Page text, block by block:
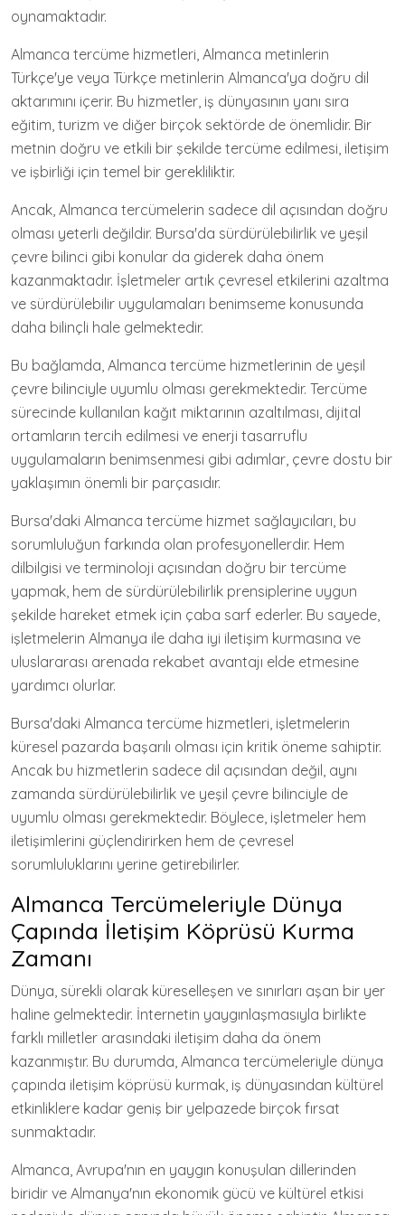
oynamaktadır.
Almanca tercüme hizmetleri, Almanca metinlerin
Türkçe'ye veya Türkçe metinlerin Almanca'ya doğru dil
aktarımını içerir. Bu hizmetler, iş dünyasının yanı sıra
eğitim, turizm ve diğer birçok sektörde de önemlidir. Bir
metnin doğru ve etkili bir şekilde tercüme edilmesi, iletişim
ve işbirliği için temel bir gerekliliktir.
Ancak, Almanca tercümelerin sadece dil açısından doğru
olması yeterli değildir. Bursa'da sürdürülebilirlik ve yeşil
çevre bilinci gibi konular da giderek daha önem
kazanmaktadır. İşletmeler artık çevresel etkilerini azaltma
ve sürdürülebilir uygulamaları benimseme konusunda
daha bilinçli hale gelmektedir.
Bu bağlamda, Almanca tercüme hizmetlerinin de yeşil
çevre bilinciyle uyumlu olması gerekmektedir. Tercüme
sürecinde kullanılan kağıt miktarının azaltılması, dijital
ortamların tercih edilmesi ve enerji tasarruflu
uygulamaların benimsenmesi gibi adımlar, çevre dostu bir
yaklaşımın önemli bir parçasıdır.
Bursa'daki Almanca tercüme hizmet sağlayıcıları, bu
sorumluluğun farkında olan profesyonellerdir. Hem
dilbilgisi ve terminoloji açısından doğru bir tercüme
yapmak, hem de sürdürülebilirlik prensiplerine uygun
şekilde hareket etmek için çaba sarf ederler. Bu sayede,
işletmelerin Almanya ile daha iyi iletişim kurmasına ve
uluslararası arenada rekabet avantajı elde etmesine
yardımcı olurlar.
Bursa'daki Almanca tercüme hizmetleri, işletmelerin
küresel pazarda başarılı olması için kritik öneme sahiptir.
Ancak bu hizmetlerin sadece dil açısından değil, aynı
zamanda sürdürülebilirlik ve yeşil çevre bilinciyle de
uyumlu olması gerekmektedir. Böylece, işletmeler hem
iletişimlerini güçlendirirken hem de çevresel
sorumluluklarını yerine getirebilirler.
Almanca Tercümeleriyle Dünya
Çapında İletişim Köprüsü Kurma
Zamanı
Dünya, sürekli olarak küreselleşen ve sınırları aşan bir yer
haline gelmektedir. İnternetin yaygınlaşmasıyla birlikte
farklı milletler arasındaki iletişim daha da önem
kazanmıştır. Bu durumda, Almanca tercümeleriyle dünya
çapında iletişim köprüsü kurmak, iş dünyasından kültürel
etkinliklere kadar geniş bir yelpazede birçok fırsat
sunmaktadır.
Almanca, Avrupa'nın en yaygın konuşulan dillerinden
biridir ve Almanya'nın ekonomik gücü ve kültürel etkisi